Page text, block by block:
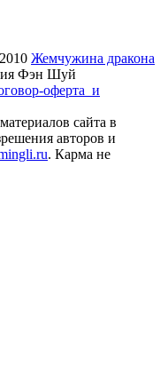
Жемчужина дракона
Фэн Шуй
оферта и
сайта в
авторов и
. Карма не